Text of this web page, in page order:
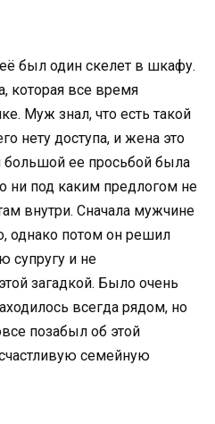
был один скелет в шкафу.
которая все время
Муж знал, что есть такой
нету доступа, и жена это
большой ее просьбой была
ни под каким предлогом не
внутри. Сначала мужчине
однако потом он решил
супругу и не
загадкой. Было очень
всегда рядом, но
позабыл об этой
семейную